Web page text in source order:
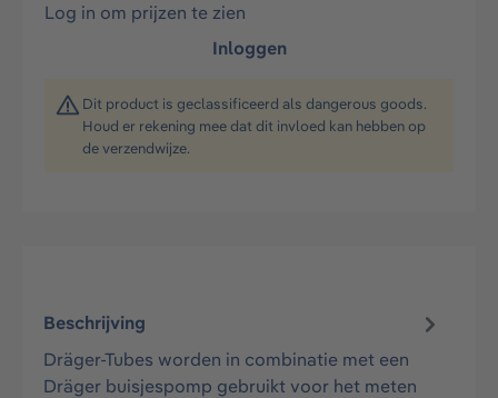
Log in om prijzen te zien
Inloggen
Dit product is geclassificeerd als dangerous goods.
Houd er rekening mee dat dit invloed kan hebben op
de verzendwijze.
Beschrijving
Dräger-Tubes worden in combinatie met een
Dräger buisjespomp gebruikt voor het meten